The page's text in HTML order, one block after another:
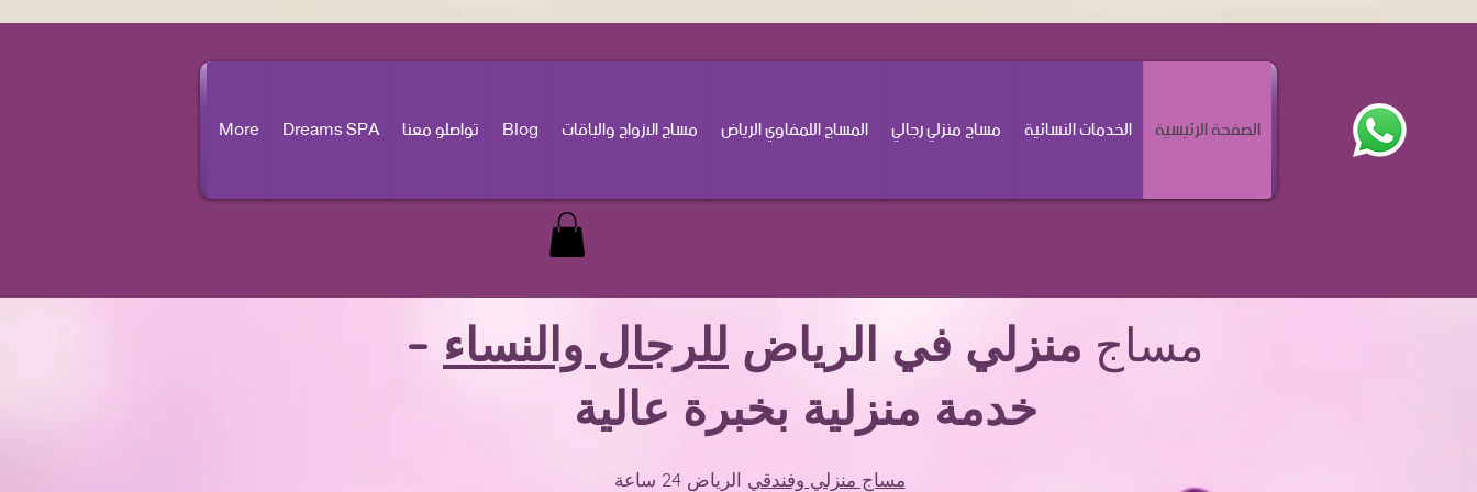
الصفحة الرئيسية الخدمات النسائية مساج منزلي رجالي المساج اللمفاوي الرياض مساج الازواج والباقات Blog تواصلو معنا Dreams SPA
More
مساج منزلي في الرياض للرجال والنساء –
خدمة منزلية بخبرة عالية
مساج منزلي وفندقي الرياض 24 ساعة